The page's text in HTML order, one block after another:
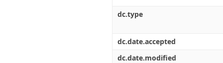
dc.type
dc.date.accepted
dc.date.modified